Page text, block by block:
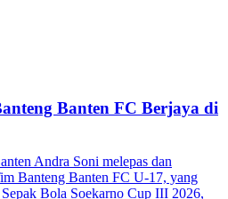
Banten FC Berjaya di
Andra Soni melepas dan
Banteng Banten FC U-17, yang
Bola Soekarno Cup III 2026,